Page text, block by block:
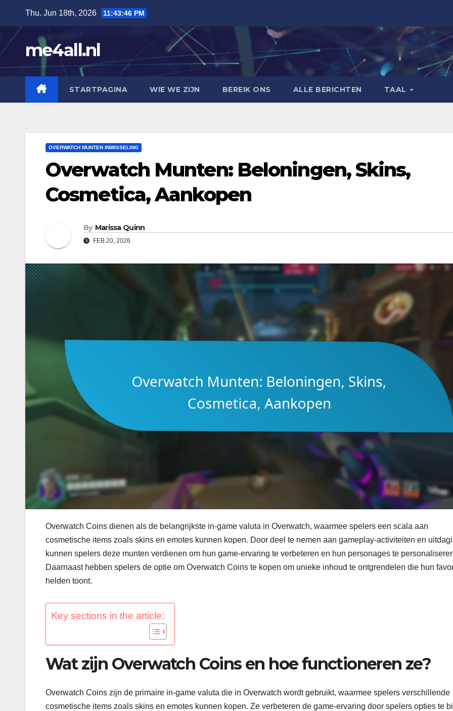
content
Thu. Jun 18th, 2026 11:43:47 PM
me4all.nl
STARTPAGINA WIE WE ZIJN BEREIK ONS ALLE BERICHTEN TAAL
OVERWATCH MUNTEN INWISSELING
Overwatch Munten: Beloningen, Skins,
Cosmetica, Aankopen
By Marissa Quinn
FEB 20, 2026
Overwatch Coins dienen als de belangrijkste in-game valuta in Overwatch, waarmee spelers een scala aan
cosmetische items zoals skins en emotes kunnen kopen. Door deel te nemen aan gameplay-activiteiten en
kunnen spelers deze munten verdienen om hun game-ervaring te verbeteren en hun personages te
Daarnaast hebben spelers de optie om Overwatch Coins te kopen om unieke inhoud te ontgrendelen die hun
helden toont.
Key sections in the article:
Wat zijn Overwatch Coins en hoe functioneren ze?
Overwatch Coins zijn de primaire in-game valuta die in Overwatch wordt gebruikt, waarmee spelers verschillende
cosmetische items zoals skins en emotes kunnen kopen. Ze verbeteren de game-ervaring door spelers opties te